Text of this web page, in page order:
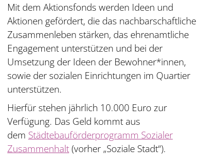
Mit dem Aktionsfonds werden Ideen und
Aktionen gefördert, die das nachbarschaftliche
Zusammenleben stärken, das ehrenamtliche
Engagement unterstützen und bei der
Umsetzung der Ideen der Bewohner*innen,
sowie der sozialen Einrichtungen im Quartier
unterstützen.
Hierfür stehen jährlich 10.000 Euro zur
Verfügung. Das Geld kommt aus
dem Städtebauförderprogramm Sozialer
Zusammenhalt(vorher „Soziale Stadt“).